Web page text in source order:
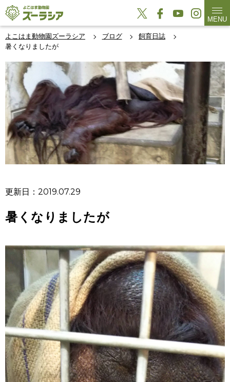
MENU
よこはま動物園ズーラシア ブログ
飼育日誌
暑くなりましたが
更新日：2019.07.29
暑くなりましたが